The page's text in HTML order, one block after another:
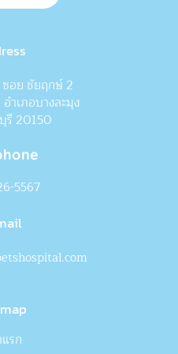
อย ชัยฤกษ์ 2
ำเภอบางละมุง
รี 20150
5567
รก